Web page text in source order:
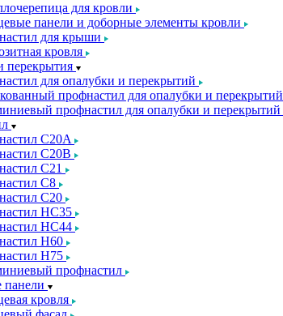
для кровли
панели и доборные элементы кровли
для крыши
кровля
перекрытия
для опалубки и перекрытий
профнастил для опалубки и перекрытий
профнастил для опалубки и перекрытий
С20A
С20B
С21
С8
С20
НС35
НС44
Н60
Н75
профнастил
панели
кровля